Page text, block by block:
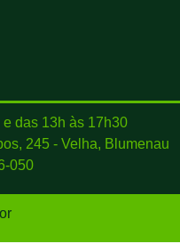
das 13h às 17h30
245 - Velha, Blumenau
050